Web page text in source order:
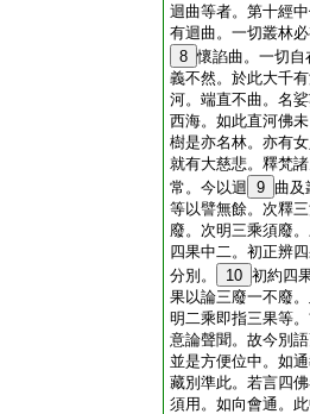
迴曲等者。第十經
有迴曲。一切叢林
8 懷諂曲。一切
義不然。於此大千
河。端直不曲。名
西海。如此直河佛
樹是亦名林。亦有
就有大慈悲。釋梵
常。今以迴 9 曲及
等以譬無餘。次釋
廢。次明三乘須廢
四果中二。初正辨
分別。
10 初約四
果以論三廢一不廢
明二乘即指三果等
意論聲聞。故今別
並是方便位中。如
藏別準此。若言四
須用。如向會通。